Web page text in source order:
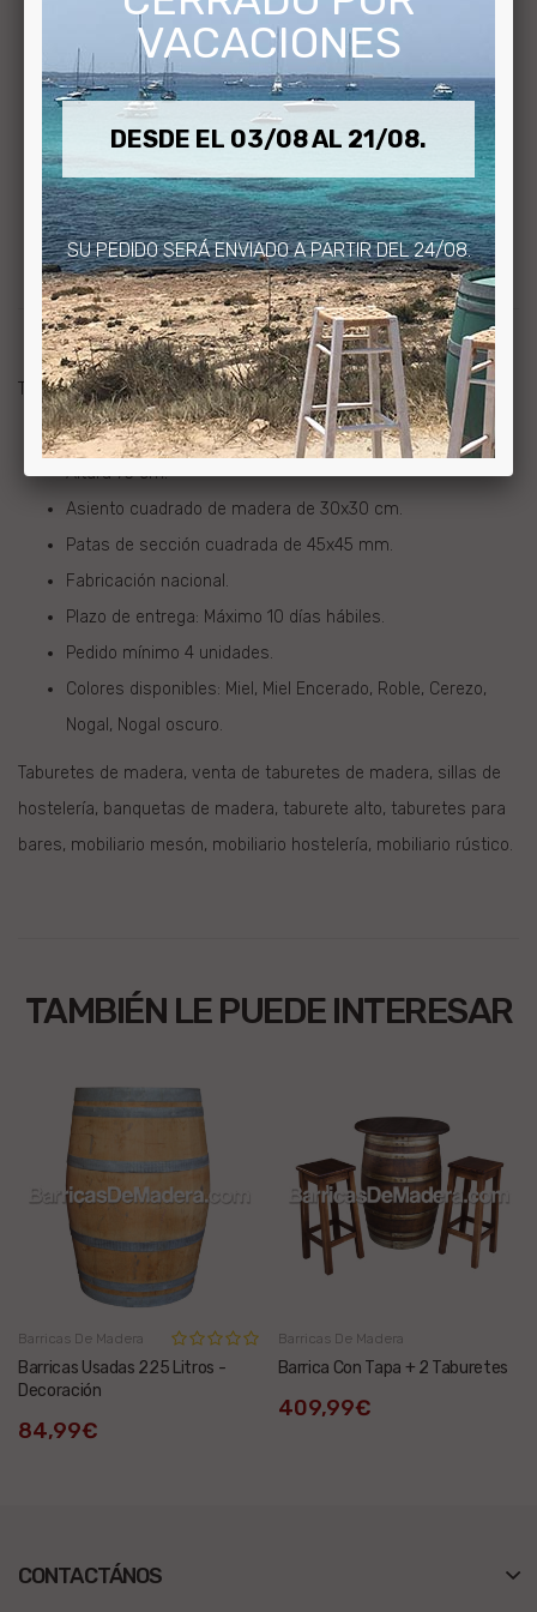
Este producto necesita un pedido mínimo de 2
DESCRIPCIÓN OPINIONES (0)
FAQ
Taburete alto de madera de pino. Acabado pintado.
Madera de pino.
Altura 75 cm.
Asiento cuadrado de madera de 30x30 cm.
Patas de sección cuadrada de 45x45 mm.
Fabricación nacional.
Plazo de entrega: Máximo 10 días hábiles.
Pedido mínimo 4 unidades.
Colores disponibles: Miel, Miel Encerado, Roble, Cerezo,
Nogal, Nogal oscuro.
Taburetes de madera, venta de taburetes de madera, sillas de
hostelería, banquetas de madera, taburete alto, taburetes para
bares, mobiliario mesón, mobiliario hostelería, mobiliario rústico.
TAMBIÉN LE PUEDE INTERESAR
Barricas De Madera
Barricas Usadas 225 Litros -
Decoración
84,99€
Barricas De Madera
Barrica Con Tapa + 2 Taburetes
409,99€
CONTACTÁNOS
VACACIONES
DESDE EL 03/08 AL 21/08.
SU PEDIDO SERÁ ENVIADO A PARTIR DEL 24/08.